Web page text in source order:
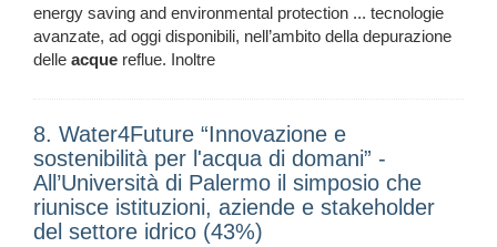
energy saving and environmental protection ... tecnologie
avanzate, ad oggi disponibili, nell’ambito della depurazione
delle acque reflue. Inoltre
8. Water4Future “Innovazione e
sostenibilità per l'acqua di domani” -
All’Università di Palermo il simposio che
riunisce istituzioni, aziende e stakeholder
del settore idrico (43%)